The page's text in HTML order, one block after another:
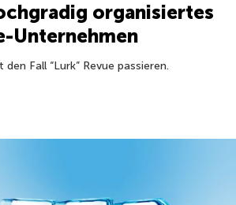
organisiertes
Unternehmen
Fall “Lurk” Revue passieren.